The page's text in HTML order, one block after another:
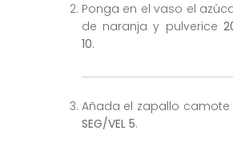
Ponga en el vaso el
de naranja y pulverice
10.
Añada el zapallo
SEG/VEL 5.